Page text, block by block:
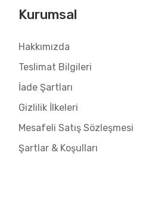
Kurumsal
Hakkımızda
Teslimat Bilgileri
İade Şartları
Gizlilik İlkeleri
Mesafeli Satış Sözleşmesi
Şartlar & Koşulları